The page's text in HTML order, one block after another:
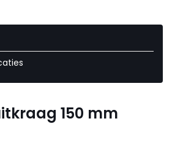
150 mm